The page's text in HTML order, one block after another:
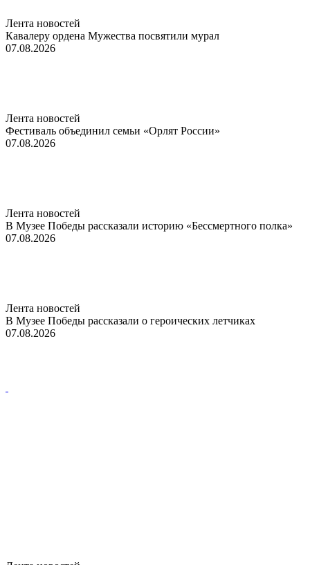
Лента новостей
Кавалеру ордена Мужества посвятили мурал
07.08.2026
Лента новостей
Фестиваль объединил семьи «Орлят России»
07.08.2026
Лента новостей
В Музее Победы рассказали историю «Бессмертного полка»
07.08.2026
Лента новостей
В Музее Победы рассказали о героических летчиках
07.08.2026